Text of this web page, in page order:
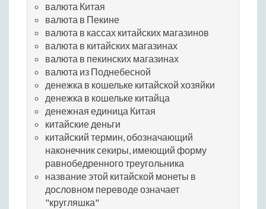
валюта Китая
валюта в Пекине
валюта в кассах китайских магазинов
валюта в китайских магазинах
валюта в пекинских магазинах
валюта из Поднебесной
денежка в кошельке китайской хозяйки
денежка в кошельке китайца
денежная единица Китая
китайские деньги
китайский термин, обозначающий
наконечник секиры, имеющий форму
равнобедренного треугольника
название этой китайской монеты в
дословном переводе означает
"кругляшка"